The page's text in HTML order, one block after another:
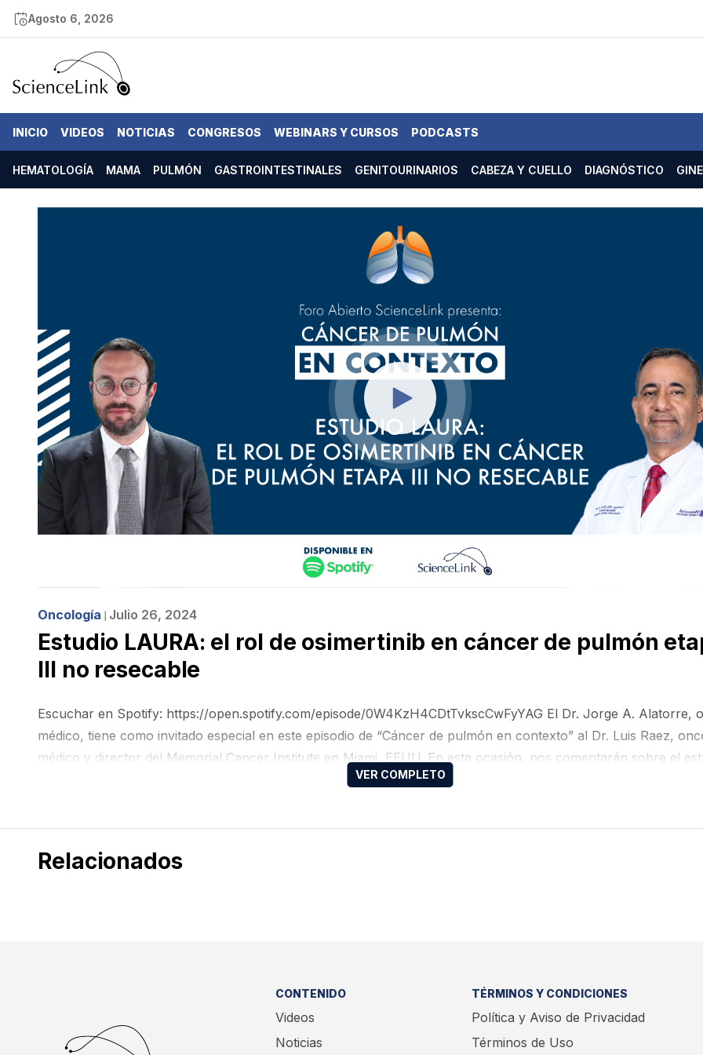
Agosto 6, 2026
INICIO VIDEOS NOTICIAS CONGRESOS WEBINARS Y CURSOS PODCASTS
HEMATOLOGÍA MAMA PULMÓN GASTROINTESTINALES GENITOURINARIOS CABEZA Y CUELLO DIAGNÓSTICO
Oncología ❘ Julio 26, 2024
Estudio LAURA: el rol de osimertinib en cáncer de pulmón
III no resecable
Escuchar en Spotify: https://open.spotify.com/episode/0W4KzH4CDtTvkscCwFyYAG El Dr. Jorge A. Alatorre,
médico, tiene como invitado especial en este episodio de “Cáncer de pulmón en contexto” al Dr. Luis Raez,
médico y director del Memorial Cancer Institute en Miami, EEUU. En esta ocasión, nos comentarán sobre el
LAURA y el uso de osimertinib en pacientes con cáncer de pulmón etapa…
Relacionados
CONTENIDO
Videos
Noticias
TÉRMINOS Y CONDICIONES
Política y Aviso de Privacidad
Términos de Uso